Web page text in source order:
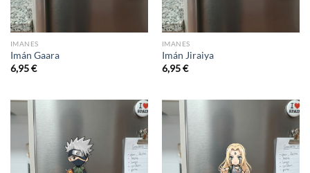
IMANES
Imán Gaara
6,95€
IMANES
Imán Jiraiya
6,95€